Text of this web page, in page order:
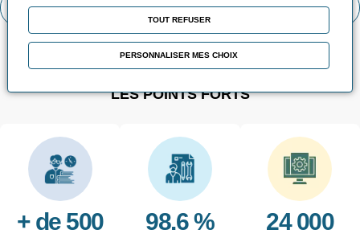
Voir toutes les actualités
LES POINTS FORTS
+ de 500 98.6 % 24 000
TOUT REFUSER
PERSONNALISER MES CHOIX